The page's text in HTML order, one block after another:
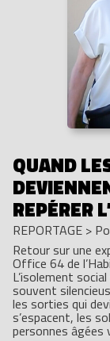
QUAND
REPÉRER
REPORTAGE >
Retour sur une
Office 64 de
L’isolement
souvent
les sorties qui
s’espacent, les
personnes âgées